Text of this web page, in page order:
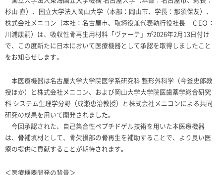
杉山 直）、国立大学法人岡山大学（本部：岡山市、学長：那須保友）、
株式会社メニコン（本社：名古屋市、取締役兼代表執行役社長 Ｃ EＯ：
川浦康嗣）は、吸収性骨再生用材料「ヴァーテ」が2026年2月13日付け
で、この度新たに日本において医療機器として承認を取得しましたこと
をお知らせします。
本医療機器は名古屋大学大学院医学系研究科 整形外科学（今釜史郎教
授ほか）と株式会社メニコン、および岡山大学大学院医歯薬学総合研究
科 システム生理学分野（成瀬恵治教授）と株式会社メニコンによる共同
研究の成果を用いて開発されました。
今回承認された、自己集合性ペプチドゲル技術を用いた本医療機器
は、骨補填材として、骨欠損部の骨再生を補助することで、より良い医
療の提供に貢献することが期待されます。
＜医療機器開発の背景＞